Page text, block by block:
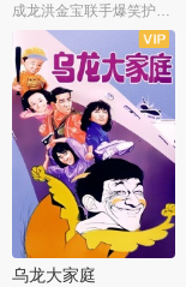
成龙洪金宝联手爆笑护美女
乌龙大家庭